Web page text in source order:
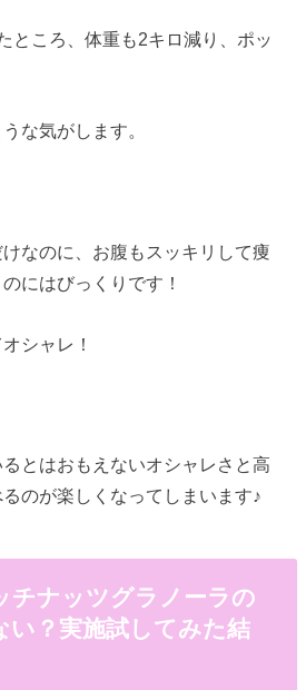
ところ、体重も2キロ減り、ポッ
な気がします。
なのに、お腹もスッキリして痩
にはびっくりです！
シャレ！
とはおもえないオシャレさと高
のが楽しくなってしまいます♪
チナッツグラノーラの
い？実施試してみた結